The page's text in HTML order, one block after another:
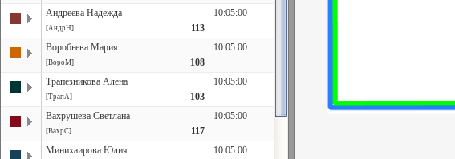
Андреева Надежда
[АндрН] 113
10:05:00
Воробьева Мария
[ВороМ] 108
10:05:00
Трапезникова Алена
[ТрапА] 103
10:05:00
Вахрушева Светлана
[ВахрС] 117
10:05:00
Минихаирова Юлия 10:05:00